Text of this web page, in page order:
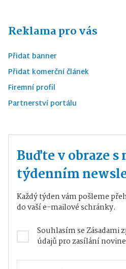
Reklama pro vás
Přidat banner
Přidat komerční článek
Firemní profil
Partnerství portálu
Buďte v obraze s
týdenním
Každý týden vám pošleme
do vaší e-mailové schránky.
Souhlasím seZásadami
údajůpro zasílání